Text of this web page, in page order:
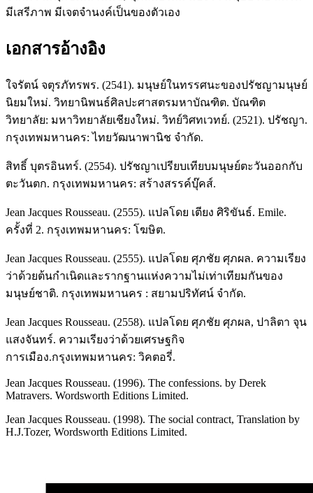
มีเสรีภาพ มีเจตจำนงค์เป็นของตัวเอง
เอกสารอ้างอิง
ใจรัตน์ จตุรภัทรพร. (2541). มนุษย์ในทรรศนะของปรัชญามนุษย์
นิยมใหม่. วิทยานิพนธ์ศิลปะศาสตรมหาบัณฑิต. บัณฑิต
วิทยาลัย: มหาวิทยาลัยเชียงใหม่. วิทย์วิศทเวทย์. (2521). ปรัชญา.
กรุงเทพมหานคร: ไทยวัฒนาพานิช จำกัด.
สิทธิ์ บุตรอินทร์. (2554). ปรัชญาเปรียบเทียบมนุษย์ตะวันออกกับ
ตะวันตก. กรุงเทพมหานคร: สร้างสรรค์บุ๊คส์.
Jean Jacques Rousseau. (2555). แปลโดย เตียง ศิริขันธ์. Emile.
ครั้งที่ 2. กรุงเทพมหานคร: โฆษิต.
Jean Jacques Rousseau. (2555). แปลโดย ศุภชัย ศุภผล. ความเรียง
ว่าด้วยต้นกำเนิดและรากฐานแห่งความไม่เท่าเทียมกันของ
มนุษย์ชาติ. กรุงเทพมหานคร : สยามปริทัศน์ จำกัด.
Jean Jacques Rousseau. (2558). แปลโดย ศุภชัย ศุภผล, ปาลิตา จุน
แสงจันทร์. ความเรียงว่าด้วยเศรษฐกิจ
การเมือง.กรุงเทพมหานคร: วิคตอรี่.
Jean Jacques Rousseau. (1996). The confessions. by Derek
Matravers. Wordsworth Editions Limited.
Jean Jacques Rousseau. (1998). The social contract, Translation by
H.J.Tozer, Wordsworth Editions Limited.